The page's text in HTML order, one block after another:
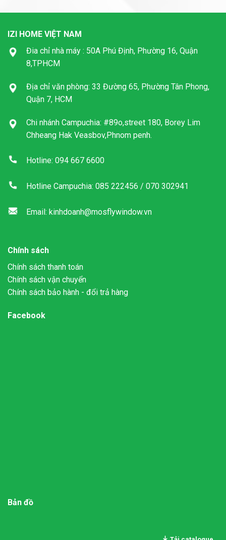
IZI HOME VIỆT NAM
Đia chỉ nhà máy : 50A Phú Định, Phường 16, Quận
8,TPHCM
Địa chỉ văn phòng: 33 Đường 65, Phường Tân Phong,
Quận 7, HCM
Chi nhánh Campuchia: #89o,street 180, Borey Lim
Chheang Hak Veasbov,Phnom penh.
Hotline: 094 667 6600
Hotline Campuchia: 085 222456 / 070 302941
Email: kinhdoanh@mosflywindow.vn
Chính sách
Chính sách thanh toán
Chính sách vận chuyển
Chính sách bảo hành - đổi trả hàng
Facebook
Bản đồ